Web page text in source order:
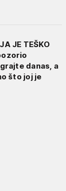
JE TEŠKO
danas, a
što joj je